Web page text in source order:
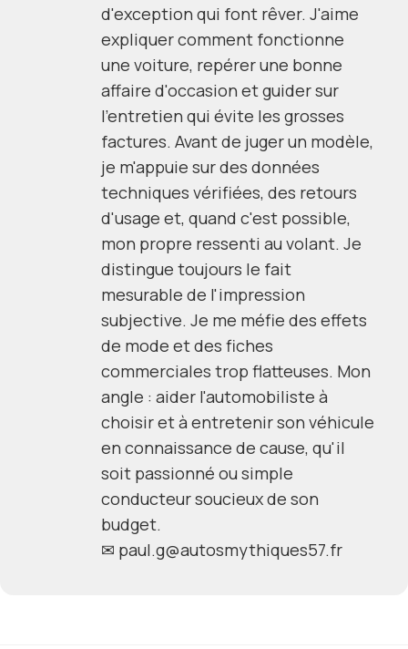
d'exception qui font rêver. J'aime
expliquer comment fonctionne
une voiture, repérer une bonne
affaire d'occasion et guider sur
l'entretien qui évite les grosses
factures. Avant de juger un modèle,
je m'appuie sur des données
techniques vérifiées, des retours
d'usage et, quand c'est possible,
mon propre ressenti au volant. Je
distingue toujours le fait
mesurable de l'impression
subjective. Je me méfie des effets
de mode et des fiches
commerciales trop flatteuses. Mon
angle : aider l'automobiliste à
choisir et à entretenir son véhicule
en connaissance de cause, qu'il
soit passionné ou simple
conducteur soucieux de son
budget.
✉ paul.g@autosmythiques57.fr